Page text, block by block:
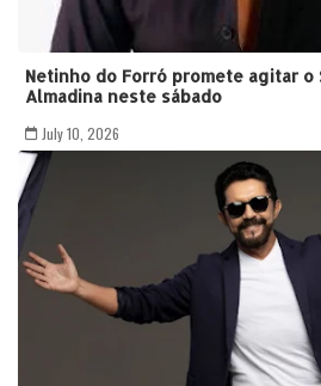
Netinho do Forró promete agitar o
Almadina neste sábado
July 10, 2026